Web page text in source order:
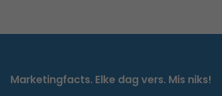
Marketingfacts. Elke dag vers. Mis niks!